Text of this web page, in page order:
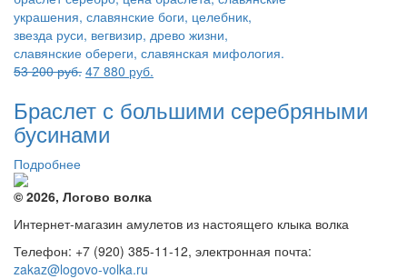
53 200руб. Первоначальная
составляла
53
200 руб..
47 880 руб.
47
880 руб..
Браслет с большими серебряными
бусинами
Подробнее
© 2026, Логово волка
Интернет-магазин амулетов из настоящего клыка волка
Телефон: +7 (920) 385-11-12, электронная почта:
zakaz@logovo-volka.ru